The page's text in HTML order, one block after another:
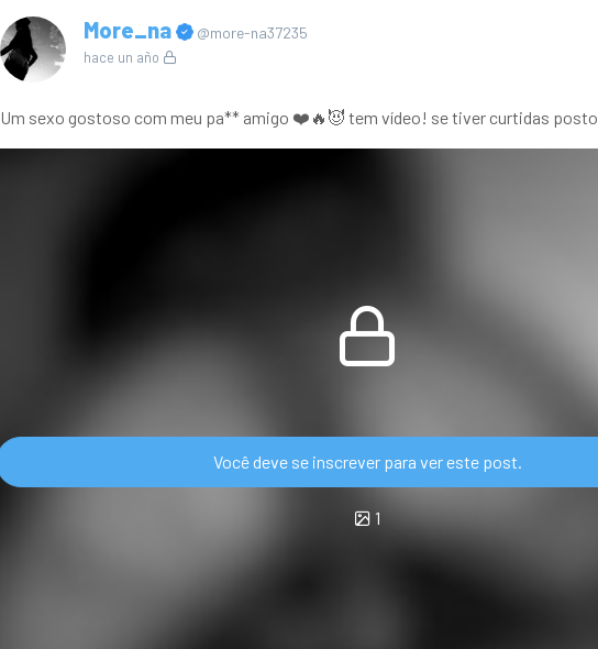
More_na @more-na37235
hace un año
Um sexo gostoso com meu pa** amigo ❤️🔥😈 tem vídeo! se tiver curtidas posto
Você deve se inscrever para ver este post.
1